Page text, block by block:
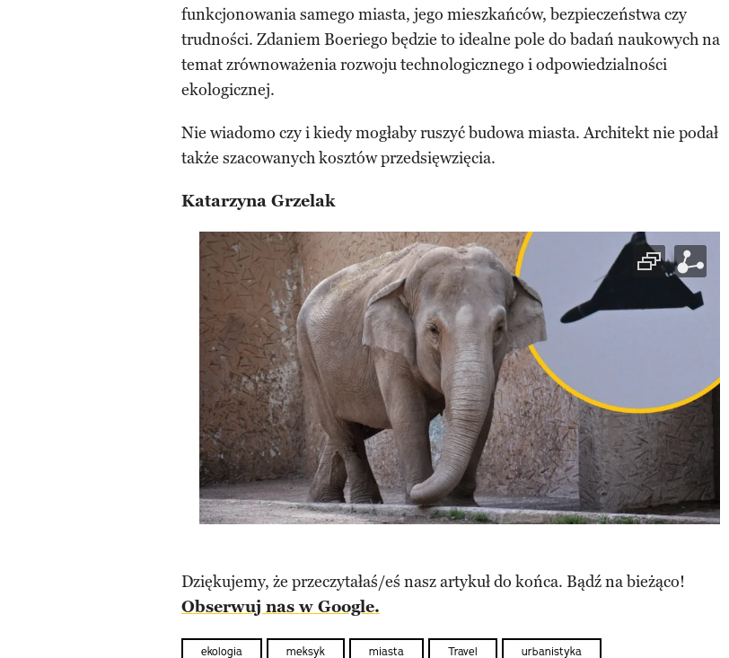
funkcjonowania samego miasta, jego mieszkańców, bezpieczeństwa czy
trudności. Zdaniem Boeriego będzie to idealne pole do badań naukowych na
temat zrównoważenia rozwoju technologicznego i odpowiedzialności
ekologicznej.
Nie wiadomo czy i kiedy mogłaby ruszyć budowa miasta. Architekt nie podał
także szacowanych kosztów przedsięwzięcia.
Katarzyna Grzelak
Dziękujemy, że przeczytałaś/eś nasz artykuł do końca. Bądź na bieżąco!
Obserwuj nas w Google.
ekologia meksyk miasta Travel urbanistyka